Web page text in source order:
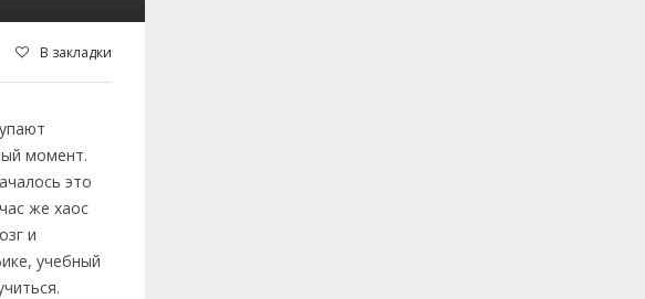
В закладки
момент.
это
же хаос
и
учебный